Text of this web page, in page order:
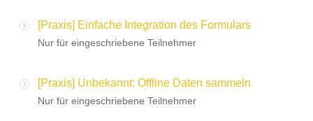
[Praxis] Einfache Integration des Formulars
Nur für eingeschriebene Teilnehmer
[Praxis] Unbekannt: Offline Daten sammeln
Nur für eingeschriebene Teilnehmer